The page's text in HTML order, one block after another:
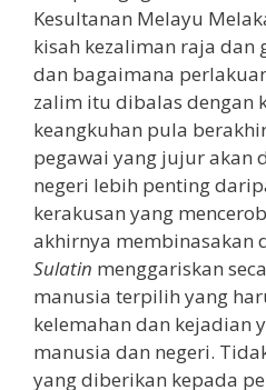
Kesultanan Melayu
kisah kezaliman raja dan
dan bagaimana
zalim itu dibalas dengan
keangkuhan pula
pegawai yang jujur akan
negeri lebih penting
kerakusan yang
akhirnya membinasakan
Sulatin menggariskan
manusia terpilih yang
kelemahan dan kejadian
manusia dan negeri.
yang diberikan kepada